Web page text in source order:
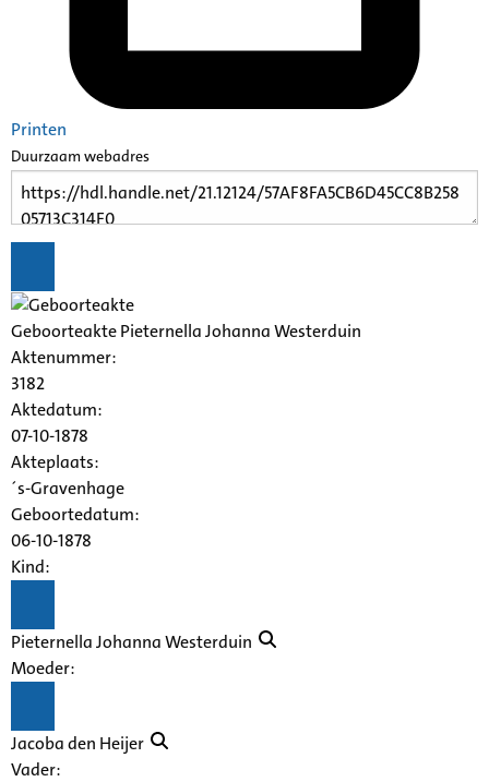
Printen
Duurzaam webadres
Geboorteakte Pieternella Johanna Westerduin
Aktenummer:
3182
Aktedatum:
07-10-1878
Akteplaats:
´s-Gravenhage
Geboortedatum:
06-10-1878
Kind:
Pieternella Johanna Westerduin
Moeder:
Jacoba den Heijer
Vader: